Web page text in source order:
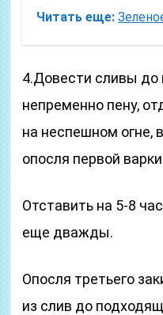
Читать еще:
4.Довести сливы до
непременно пену,
на неспешном огне,
опосля первой
Отставить на 5-8
еще дважды.
Опосля третьего
из слив до